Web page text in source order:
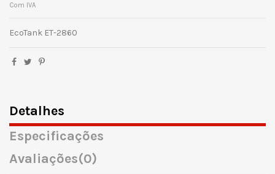
Com IVA
EcoTank ET-2860
Detalhes
Especificações
Avaliações(0)